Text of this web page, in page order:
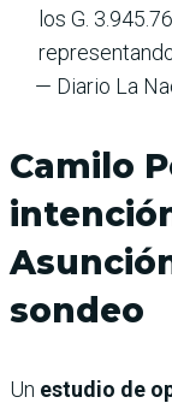
los G.
— Diario La
Camilo
sondeo
Un estudio de